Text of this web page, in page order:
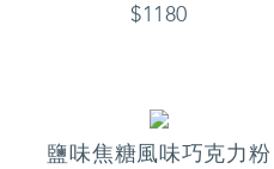
$1180
鹽味焦糖風味巧克力粉